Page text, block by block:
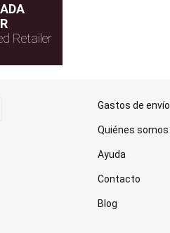
Retailer
Gastos de envío
Quiénes somos
Ayuda
Contacto
Blog